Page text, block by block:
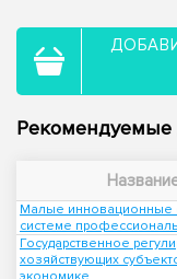
Рекомендуемые
Малые инновационные
системе
Государственное
хозяйствующих